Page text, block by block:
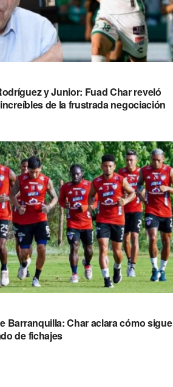
y Junior: Fuad Char reveló
de la frustrada negociación
Barranquilla: Char aclara cómo sigue
de fichajes